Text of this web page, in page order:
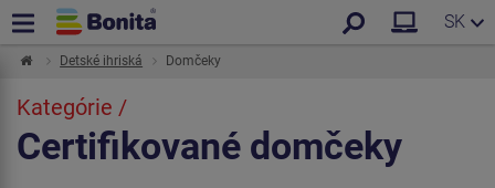
SK
Detské ihriská Domčeky
Kategórie /
Certifikované domčeky